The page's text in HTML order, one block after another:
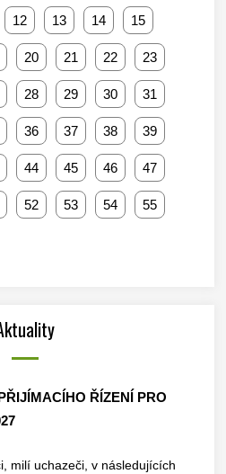
12 13 14 15
20 21 22 23
28 29 30 31
36 37 38 39
44 45 46 47
52 53 54 55
ŘÍZENÍ PRO
milí uchazeči, v následujících